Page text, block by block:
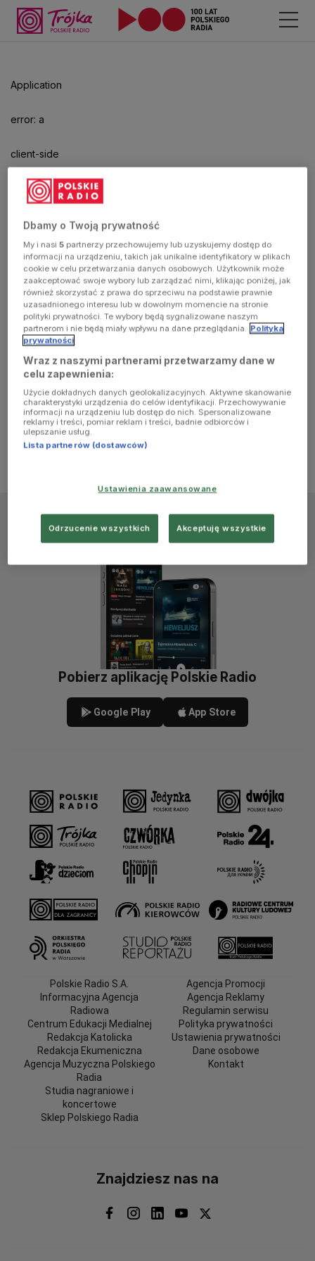
Application
error: a
client-side
exception
has
occurred
(see the
browser
console for
more
information)
aby
odtwarzać.
Pobierz aplikację Polskie Radio
Google Play App Store
Polskie Radio S.A.
Informacyjna Agencja
Radiowa
Centrum Edukacji Medialnej
Redakcja Katolicka
Redakcja Ekumeniczna
Agencja Muzyczna Polskiego
Radia
Studia nagraniowe i
koncertowe
Sklep Polskiego Radia
Agencja Promocji
Agencja Reklamy
Regulamin serwisu
Polityka prywatności
Ustawienia prywatności
Dane osobowe
Kontakt
Znajdziesz nas na
Dbamy o Twoją prywatność
My i nasi5 partnerzy przechowujemy lub uzyskujemy dostęp do
informacji na urządzeniu, takich jak unikalne identyfikatory w plikach
cookie w celu przetwarzania danych osobowych. Użytkownik może
zaakceptować swoje wybory lub zarządzać nimi, klikając poniżej, jak
również skorzystać z prawa do sprzeciwu na podstawie prawnie
uzasadnionego interesu lub w dowolnym momencie na stronie
polityki prywatności. Te wybory będą sygnalizowane naszym
partnerom i nie będą miały wpływu na dane przeglądania. Polityka
prywatności
Wraz z naszymi partnerami przetwarzamy dane w
celu zapewnienia:
Użycie dokładnych danych geolokalizacyjnych. Aktywne skanowanie
charakterystyki urządzenia do celów identyfikacji. Przechowywanie
informacji na urządzeniu lub dostęp do nich. Spersonalizowane
reklamy i treści, pomiar reklam i treści, badnie odbiorców i
ulepszanie usług.
Lista partnerów (dostawców)
Ustawienia zaawansowane
Odrzucenie wszystkich Akceptuję wszystkie